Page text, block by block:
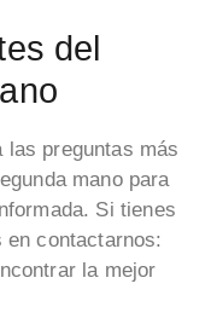
del
las preguntas más
mano para
Si tienes
en contactarnos:
la mejor